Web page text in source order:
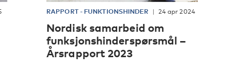
RAPPORT- FUNKTIONSHINDER 24 apr 2024
Nordisk samarbeid om
funksjonshinderspørsmål –
Årsrapport 2023